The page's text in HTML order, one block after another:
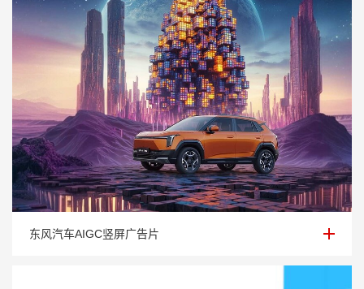
东风汽车AIGC竖屏广告片
东风汽车AIGC竖屏广告片